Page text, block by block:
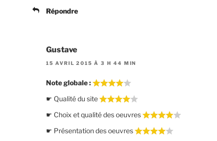
Répondre
Gustave
15 AVRIL 2015 À 3 H 44 MIN
Note globale :
☛ Qualité du site
☛ Choix et qualité des oeuvres
☛ Présentation des oeuvres